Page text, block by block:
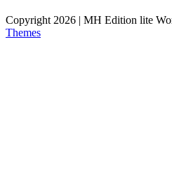
Copyright 2026 | MH Edition lite
Themes